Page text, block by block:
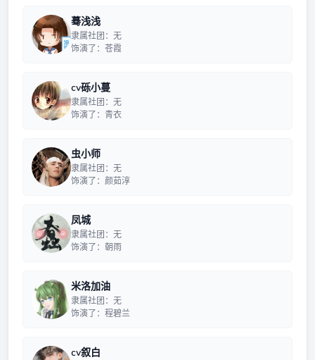
蓦浅浅
隶属社团：无
饰演了：苍霞
cv砾小蔓
隶属社团：无
饰演了：青衣
虫小师
隶属社团：无
饰演了：颜茹淳
凤城
隶属社团：无
饰演了：朝雨
米洛加油
隶属社团：无
饰演了：程碧兰
cv叙白